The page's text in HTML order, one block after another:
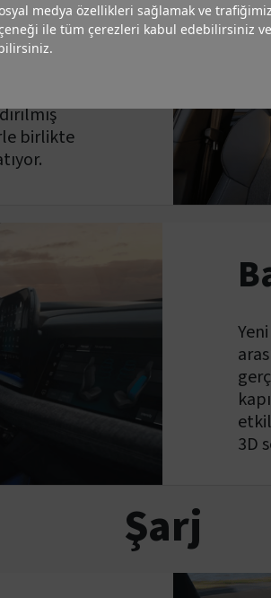
medya özellikleri sağlamak ve
ile tüm çerezleri kabul edebilirsiniz
birlikte
3D
Şarj